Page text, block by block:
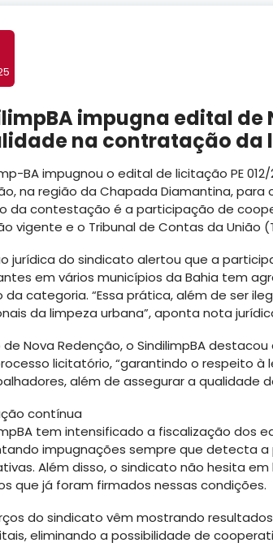
impugna edital de
na contratação da
BA impugnou o edital de licitação PE
na região da Chapada Diamantina,
da contestação é a participação de
vigente e o Tribunal de Contas da União
jurídica do sindicato alertou que a
em vários municípios da Bahia tem
da categoria. “Essa prática, além de ser
da limpeza urbana”, aponta nota
de Nova Redenção, o SindilimpBA
licitatório, “garantindo o respeito
além de assegurar a qualidade
contínua
tem intensificado a fiscalização dos
impugnações sempre que detecta
Além disso, o sindicato não hesita
que já foram firmados nessas condições.
do sindicato vêm mostrando
eliminando a possibilidade de